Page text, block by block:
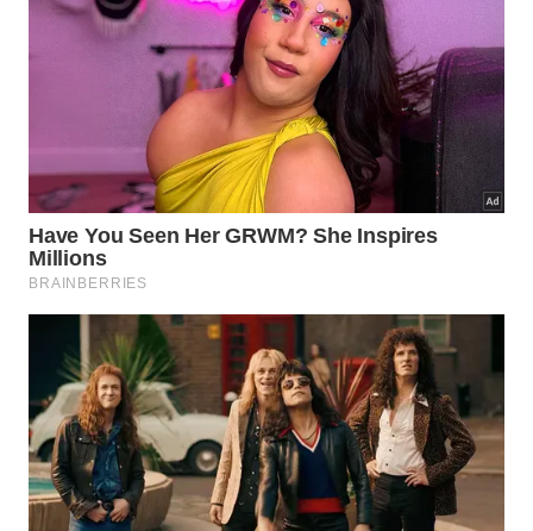
Por que o alinhamento da coluna
depende do suporte correto?
alinhamentoda coluna durante a noite é o fator
principal para evitar o surgimento de dores e
inflamações na região lombar. Quando os ossos
permanecem na posição adequada, a pressão
diminui, resultando em um repouso profundo e
altamenterevigorante.